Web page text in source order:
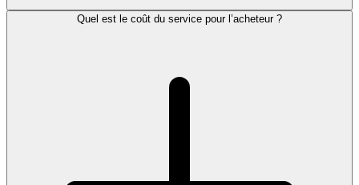
Quel est le coût du service pour l’acheteur ?